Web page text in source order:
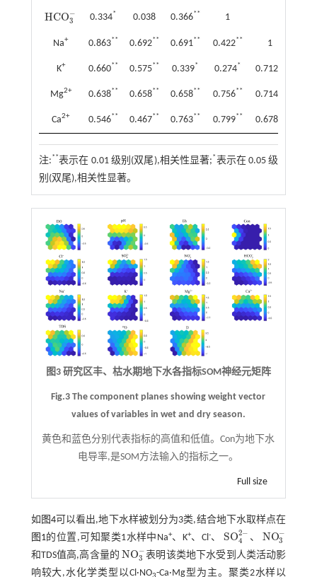
HCO−
3
HCO3- 0.334* 0.038 0.366** 1
Na+ 0.863** 0.692** 0.691** 0.422** 1
K+ 0.660** 0.575** 0.339* 0.274* 0.712**
Mg2+ 0.638** 0.658** 0.658** 0.756** 0.714
Ca2+ 0.546** 0.467** 0.763** 0.799** 0.678**
注:**表示在 0.01 级别(双尾),相关性显著;*表示在 0.05 级
别(双尾),相关性显著。
图3 研究区丰、枯水期地下水各指标SOM神经元矩阵
Fig.3 The component planes showing weight vector
values of variables in wet and dry season.
黄色和蓝色分别代表指标的高值和低值。Con为地下水
电导率,是SOM方法输入的指标之一。
Full size
如 图4可以看出,地下水样被划分为3类,结合地下水取样点在
图1的位置,可知聚类1水样中Na+、K+、Cl -、 SO2−
4
SO42 、 NO−
3
NO3-
和TDS值高,高含量的 NO−
3
NO3- 表明该类地下水受到人类活动影
响较大,水化学类型以Cl·NO -Ca·Mg型为主。聚类2水样以